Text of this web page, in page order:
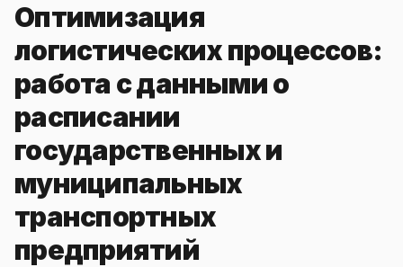
Оптимизация
логистических процессов:
работа с данными о
расписании
государственных и
муниципальных
транспортных
предприятий